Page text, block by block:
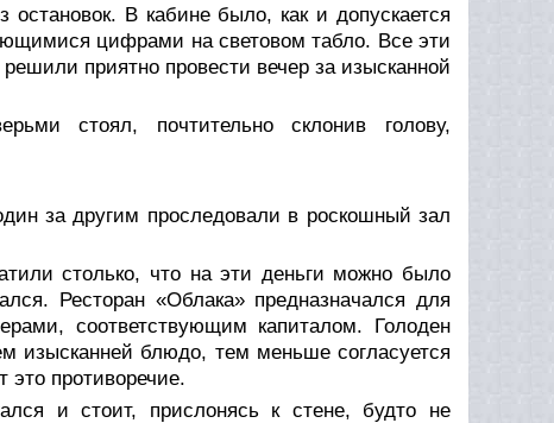
В кабине было, как и допускается
цифрами на световом табло. Все эти
приятно провести вечер за изысканной
стоял, почтительно склонив голову,
за другим проследовали в роскошный зал
столько, что на эти деньги можно было
Ресторан «Облака» предназначался для
соответствующим капиталом. Голоден
изысканней блюдо, тем меньше согласуется
противоречие.
и стоит, прислонясь к стене, будто не